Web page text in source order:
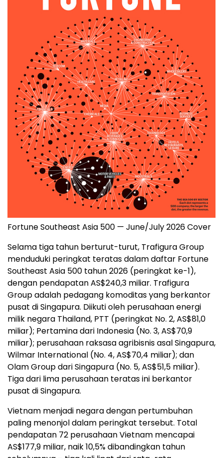
Fortune Southeast Asia 500 — June/July 2026 Cover
Selama tiga tahun berturut-turut, Trafigura Group
menduduki peringkat teratas dalam daftar Fortune
Southeast Asia 500 tahun 2026 (peringkat ke-1),
dengan pendapatan AS$240,3 miliar. Trafigura
Group adalah pedagang komoditas yang berkantor
pusat di Singapura. Diikuti oleh perusahaan energi
milik negara Thailand, PTT (peringkat No. 2, AS$81,0
miliar); Pertamina dari Indonesia (No. 3, AS$70,9
miliar); perusahaan raksasa agribisnis asal Singapura,
Wilmar International (No. 4, AS$70,4 miliar); dan
Olam Group dari Singapura (No. 5, AS$51,5 miliar).
Tiga dari lima perusahaan teratas ini berkantor
pusat di Singapura.
Vietnam menjadi negara dengan pertumbuhan
paling menonjol dalam peringkat tersebut. Total
pendapatan 72 perusahaan Vietnam mencapai
AS$177,9 miliar, naik 10,5% dibandingkan tahun